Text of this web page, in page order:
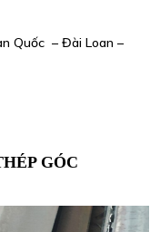
Quốc – Đài Loan –
GÓC